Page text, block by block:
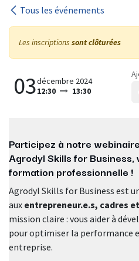
Tous les événements
Les inscriptions sont clôturées
03décembre 2024
12:30
13:30
Participez à notre
Agrodyl Skills for
formation professionnelle !
Agrodyl Skills for Business est
aux entrepreneur.e.s, cadres
mission claire : vous aider à
pour optimiser la performance
entreprise.